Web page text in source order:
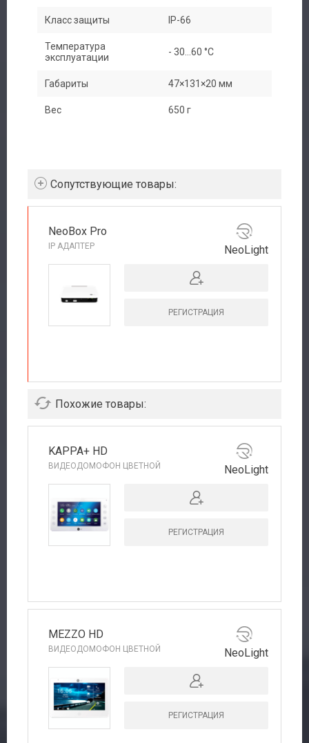
Класс защиты IP-66
Температура
эксплуатации
- 30...60 °С
Габариты 47×131×20 мм
Вес 650 г
Cопутствующие товары:
NeoBox Pro
IP АДАПТЕР NeoLight
РЕГИСТРАЦИЯ
Похожие товары:
KAPPA+ HD
ВИДЕОДОМОФОН ЦВЕТНОЙ NeoLight
РЕГИСТРАЦИЯ
MEZZO HD
ВИДЕОДОМОФОН ЦВЕТНОЙ NeoLight
РЕГИСТРАЦИЯ